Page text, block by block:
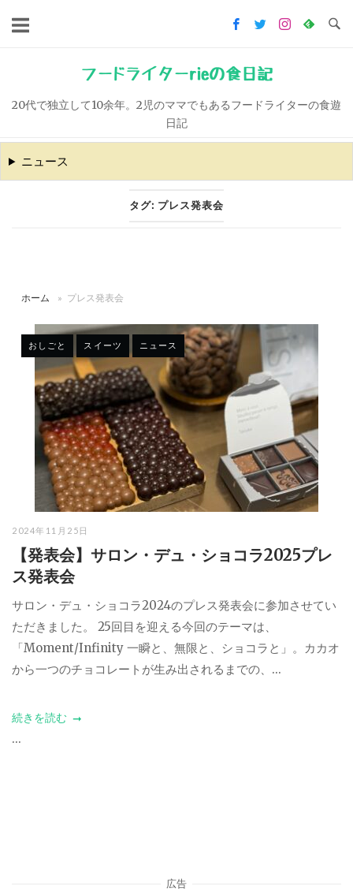
キ
ッ
フードライターrieの食日記
20代で独立して10余年。2児のママでもあるフードライターの食遊
日記
ニュース
タグ: プレス発表会
ホーム » プレス発表会
おしごと スイーツ ニュース
2024年11月25日
【発表会】サロン・デュ・ショコラ2025プレ
ス発表会
サロン・デュ・ショコラ2024のプレス発表会に参加させてい
ただきました。 25回目を迎える今回のテーマは、
「Moment/Infinity 一瞬と、無限と、ショコラと」。カカオ
から一つのチョコレートが生み出されるまでの、...
続きを読む
...
広告